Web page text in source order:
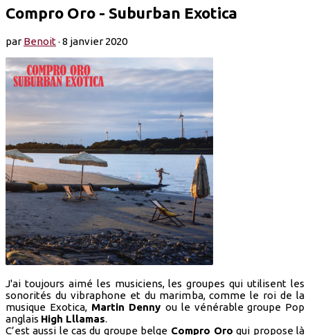
Compro Oro - Suburban Exotica
parBenoit· 8 janvier 2020
J'ai toujours aimé les musiciens, les groupes qui utilisent les
sonorités du vibraphone et du marimba, comme le roi de la
musique Exotica, Martin Denny ou le vénérable groupe Pop
anglais High Lllamas.
C’est aussi le cas du groupe belge Compro Oro qui propose là